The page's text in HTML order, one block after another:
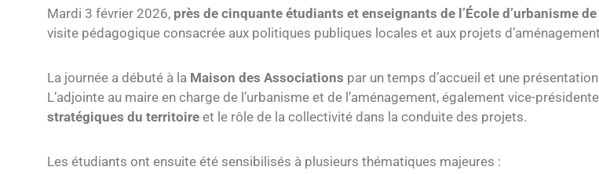
Mardi 3 février 2026, près de cinquante étudiants et enseignants de l’École d’urbanisme
visite pédagogique consacrée aux politiques publiques locales et aux projets
La journée a débuté à la Maison des Associations par un temps d’accueil et une
L’adjointe au maire en charge de l’urbanisme et de l’aménagement, également vice-
stratégiques du territoire et le rôle de la collectivité dans la conduite des projets.
Les étudiants ont ensuite été sensibilisés à plusieurs thématiques majeures :